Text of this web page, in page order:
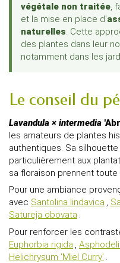
végétale non traitée,
et la mise en place d'
naturelles. Cette
des plantes dans leur
notamment dans les
Le conseil du
Lavandula × intermedia
les amateurs de plantes
authentiques. Sa
particulièrement aux
sa floraison prennent toute
Pour une ambiance
avec Santolina lindavica ,
Satureja obovata .
Pour renforcer les
Euphorbia rigida ,
Helichrysum 'Miel Curry' .